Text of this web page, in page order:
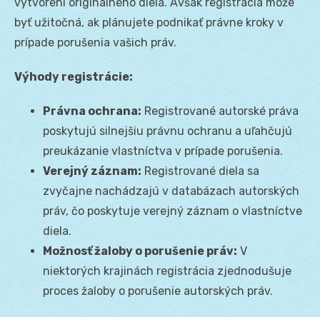
byť užitočná, ak plánujete podnikať právne kroky v
prípade porušenia vašich práv.
Výhody registrácie:
Právna ochrana: Registrované autorské práva
poskytujú silnejšiu právnu ochranu a uľahčujú
preukázanie vlastníctva v prípade porušenia.
Verejný záznam: Registrované diela sa
zvyčajne nachádzajú v databázach autorských
práv, čo poskytuje verejný záznam o vlastníctve
diela.
Možnosť žaloby o porušenie práv: V
niektorých krajinách registrácia zjednodušuje
proces žaloby o porušenie autorských práv.